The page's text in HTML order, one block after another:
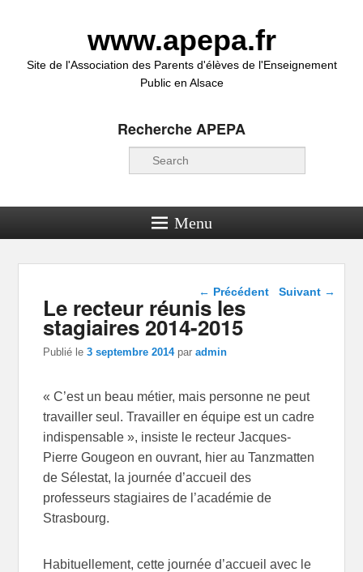
www.apepa.fr
Site de l'Association des Parents d'élèves de l'Enseignement
Public en Alsace
Recherche APEPA
Recherche
Menu
Navigation dans les
← Précédent Suivant →
Le recteur réunis les
stagiaires 2014-2015
Publié le3 septembre 2014 paradmin
« C’est un beau métier, mais personne ne peut
travailler seul. Travailler en équipe est un cadre
indispensable », insiste le recteur Jacques-
Pierre Gougeon en ouvrant, hier au Tanzmatten
de Sélestat, la journée d’accueil des
professeurs stagiaires de l’académie de
Strasbourg.
Habituellement, cette journée d’accueil avec le